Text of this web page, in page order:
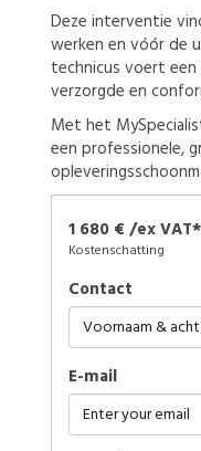
Deze interventie
werken en vóór de
technicus voert
verzorgde en
Met het
een professionele,
1 680 € /ex VAT*
Kostenschatting
Contact
E-mail